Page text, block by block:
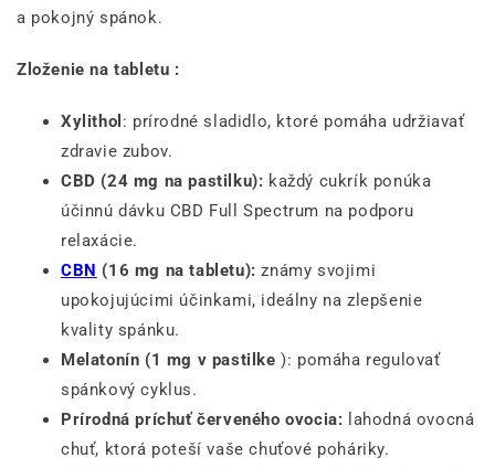
a pokojný spánok.
Zloženie na tabletu :
Xylithol : prírodné sladidlo, ktoré pomáha udržiavať
zdravie zubov.
CBD (24 mg na pastilku): každý cukrík ponúka
účinnú dávku CBD Full Spectrum na podporu
relaxácie.
CBN (16 mg na tabletu): známy svojimi
upokojujúcimi účinkami, ideálny na zlepšenie
kvality spánku.
Melatonín (1 mg v pastilke ): pomáha regulovať
spánkový cyklus.
Prírodná príchuť červeného ovocia: lahodná ovocná
chuť, ktorá poteší vaše chuťové poháriky.